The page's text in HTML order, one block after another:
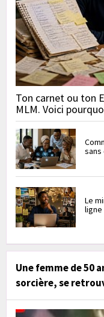
Ton carnet ou ton
MLM. Voici
Le
ligne
Une femme de 50
sorcière, se